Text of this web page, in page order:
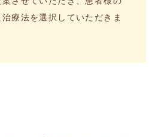
療法を選択していただきま